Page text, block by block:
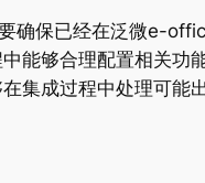
保已经在泛微e-
能够合理配置相关功
成过程中处理可能